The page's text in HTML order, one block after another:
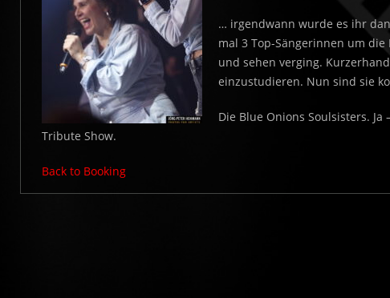
… irgendwann wurde es ihr
mal 3 Top-Sängerinnen um
und sehen verging.
einzustudieren. Nun sind sie
Die Blue Onions Soulsisters.
Tribute Show.
Back to Booking